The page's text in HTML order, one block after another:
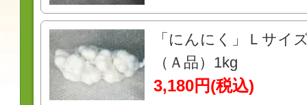
「にんにく」Ｌサイ
（Ａ品）1kg
3,180円(税込)